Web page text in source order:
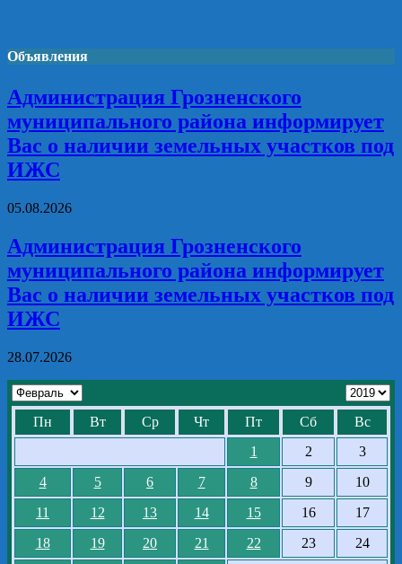
Объявления
Администрация Грозненского
муниципального района информирует
Вас о наличии земельных участков под
ИЖС
05.08.2026
Администрация Грозненского
муниципального района информирует
Вас о наличии земельных участков под
ИЖС
28.07.2026
Пн Вт Ср Чт Пт Сб
Вс
1
2
3
4
5 6 7 8 9
10
11
12 13 14 15 16
17
18
19 20 21 22 23
24